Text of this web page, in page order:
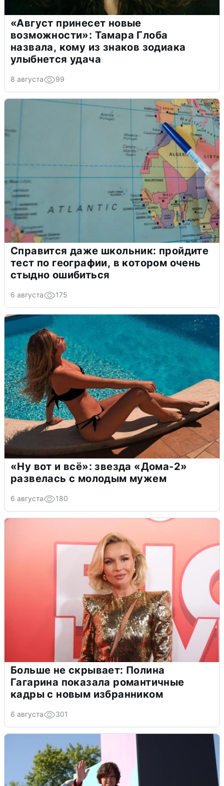
«Август принесет новые
возможности»: Тамара Глоба
назвала, кому из знаков зодиака
улыбнется удача
8 августа 99
Справится даже школьник: пройдите
тест по географии, в котором очень
стыдно ошибиться
6 августа 175
«Ну вот и всё»: звезда «Дома-2»
развелась с молодым мужем
6 августа 180
Больше не скрывает: Полина
Гагарина показала романтичные
кадры с новым избранником
6 августа 301